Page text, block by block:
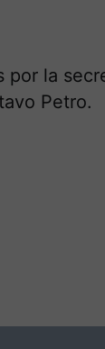
por la
Petro.